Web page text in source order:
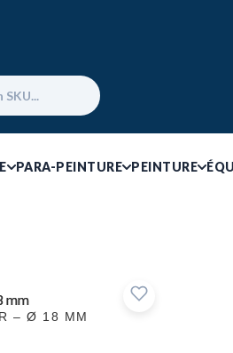
PARA-PEINTURE PEINTURE
– Ø 18 MM